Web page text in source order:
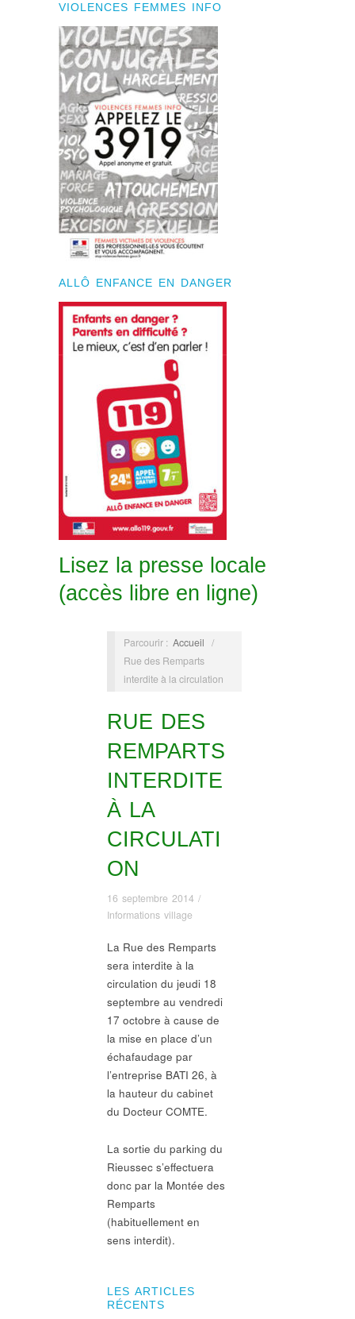
VIOLENCES FEMMES INFO
ALLÔ ENFANCE EN DANGER
Lisez la presse locale
(accès libre en ligne)
Parcourir : Accueil /
Rue des Remparts
interdite à la circulation
RUE DES
REMPARTS
INTERDITE
À LA
CIRCULATI
ON
16 septembre 2014/
Informations village
La Rue des Remparts
sera interdite à la
circulation du jeudi 18
septembre au vendredi
17 octobre à cause de
la mise en place d’un
échafaudage par
l’entreprise BATI 26, à
la hauteur du cabinet
du Docteur COMTE.
La sortie du parking du
Rieussec s’effectuera
donc par la Montée des
Remparts
(habituellement en
sens interdit).
LES ARTICLES
RÉCENTS